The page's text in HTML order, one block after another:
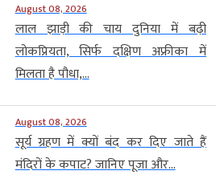
August 08, 2026
लाल झाड़ी की चाय दुनिया में बढ़ी
लोकप्रियता, सिर्फ दक्षिण अफ्रीका में
मिलता है पौधा,...
August 08, 2026
सूर्य ग्रहण में क्यों बंद कर दिए जाते हैं
मंदिरों के कपाट? जानिए पूजा और...